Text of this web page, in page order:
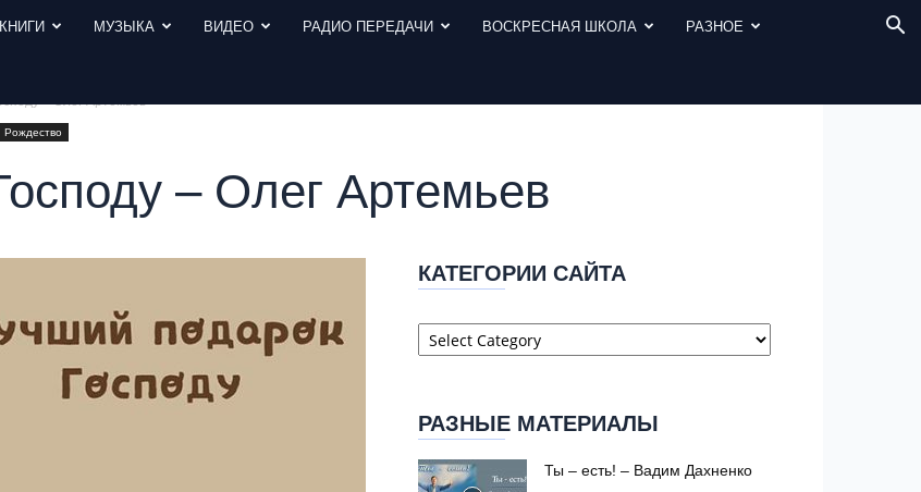
МУЗЫКА ВИДЕО РАДИО ПЕРЕДАЧИ ВОСКРЕСНАЯ ШКОЛА РАЗНОЕ
Рождество
– Олег Артемьев
КАТЕГОРИИ САЙТА
Категории
сайта
РАЗНЫЕ МАТЕРИАЛЫ
Ты – есть! – Вадим Дахненко